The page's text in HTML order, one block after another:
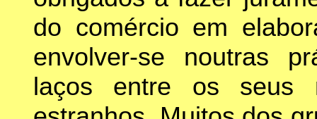
do comércio em
envolver-se noutras
laços entre os seus